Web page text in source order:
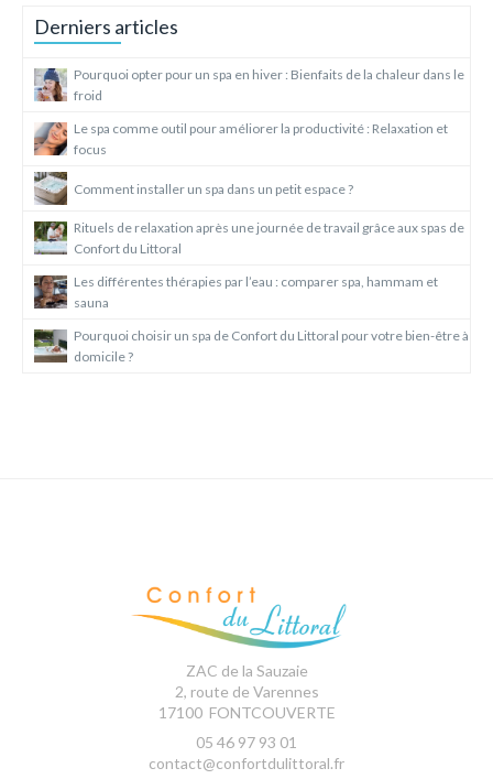
Derniers articles
Pourquoi opter pour un spa en hiver : Bienfaits de la chaleur dans le
froid
Le spa comme outil pour améliorer la productivité : Relaxation et
focus
Comment installer un spa dans un petit espace ?
Rituels de relaxation après une journée de travail grâce aux spas de
Confort du Littoral
Les différentes thérapies par l’eau : comparer spa, hammam et
sauna
Pourquoi choisir un spa de Confort du Littoral pour votre bien-être à
domicile ?
ZAC de la Sauzaie
2, route de Varennes
17100 FONTCOUVERTE
05 46 97 93 01
contact@confortdulittoral.fr